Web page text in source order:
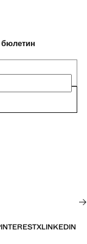
бюлетин
XLINKEDIN